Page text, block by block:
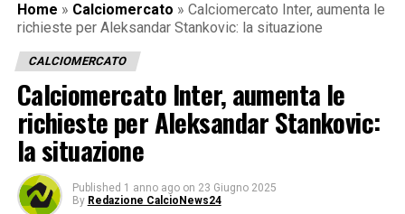
Home » Calciomercato » Calciomercato Inter, aumenta le
richieste per Aleksandar Stankovic: la situazione
CALCIOMERCATO
Calciomercato Inter, aumenta le
richieste per Aleksandar Stankovic:
la situazione
Published 1 anno ago on 23 Giugno 2025
By Redazione CalcioNews24